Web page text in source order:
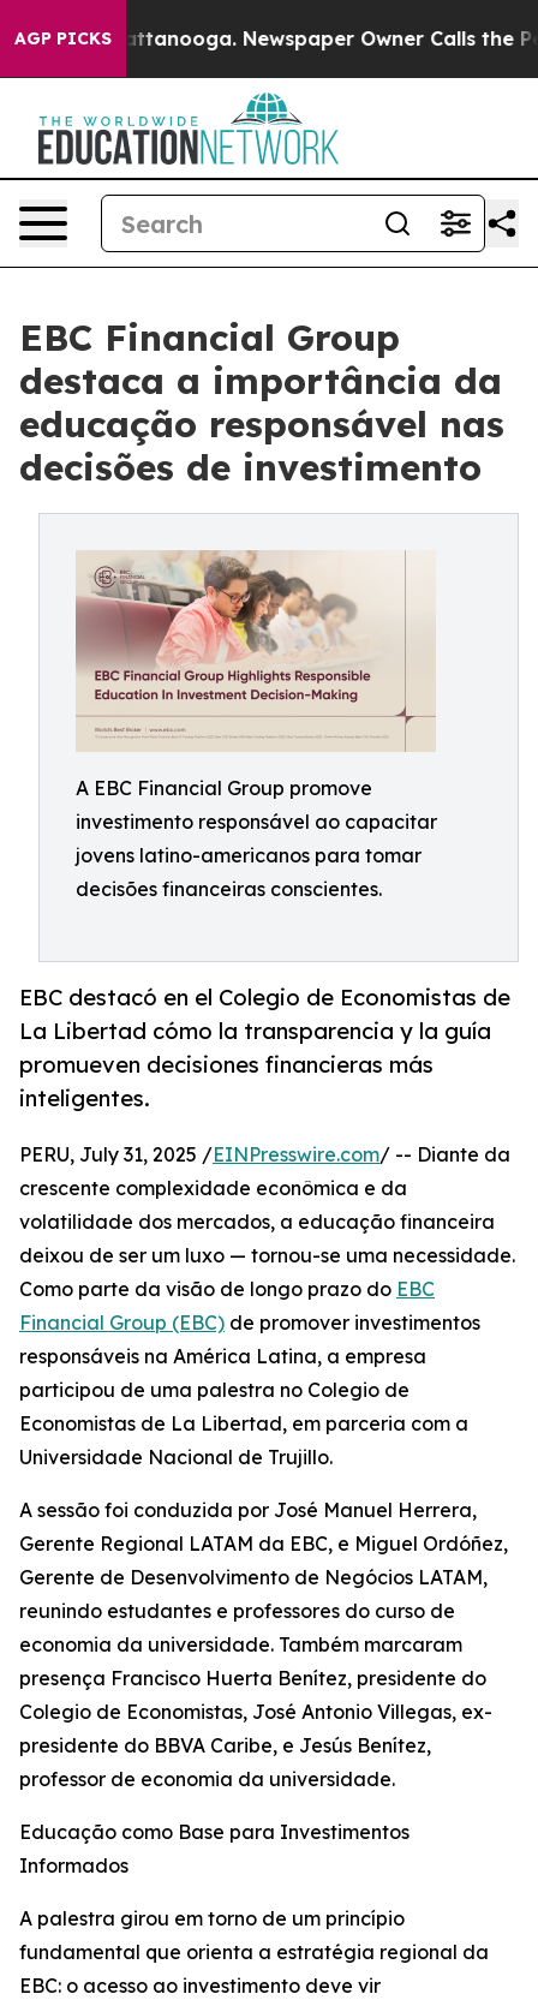
AGP PICKS
in Chattanooga. Newspaper Owner Calls the People
EBC Financial Group
destaca a importância da
educação responsável nas
decisões de investimento
A EBC Financial Group promove
investimento responsável ao capacitar
jovens latino-americanos para tomar
decisões financeiras conscientes.
EBC destacó en el Colegio de Economistas de
La Libertad cómo la transparencia y la guía
promueven decisiones financieras más
inteligentes.
PERU, July 31, 2025 /EINPresswire.com/ -- Diante da
crescente complexidade econômica e da
volatilidade dos mercados, a educação financeira
deixou de ser um luxo — tornou-se uma necessidade.
Como parte da visão de longo prazo do EBC
Financial Group (EBC) de promover investimentos
responsáveis na América Latina, a empresa
participou de uma palestra no Colegio de
Economistas de La Libertad, em parceria com a
Universidade Nacional de Trujillo.
A sessão foi conduzida por José Manuel Herrera,
Gerente Regional LATAM da EBC, e Miguel Ordóñez,
Gerente de Desenvolvimento de Negócios LATAM,
reunindo estudantes e professores do curso de
economia da universidade. Também marcaram
presença Francisco Huerta Benítez, presidente do
Colegio de Economistas, José Antonio Villegas, ex-
presidente do BBVA Caribe, e Jesús Benítez,
professor de economia da universidade.
Educação como Base para Investimentos
Informados
A palestra girou em torno de um princípio
fundamental que orienta a estratégia regional da
EBC: o acesso ao investimento deve vir